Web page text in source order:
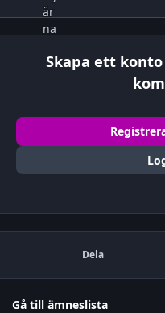
Skapa ett
Dela
Gå till ämneslista